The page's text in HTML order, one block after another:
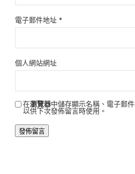
電子郵件地址 *
個人網站網址
在瀏覽器中儲存顯示名稱、電子郵
以供下次發佈留言時使用。